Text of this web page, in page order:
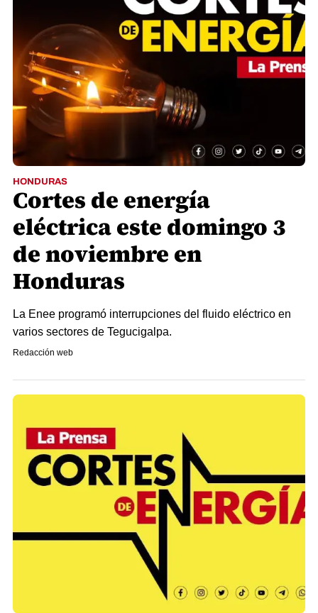
HONDURAS
Cortes de energía
eléctrica este domingo 3
de noviembre en
Honduras
La Enee programó interrupciones del fluido eléctrico en
varios sectores de Tegucigalpa.
Redacción web